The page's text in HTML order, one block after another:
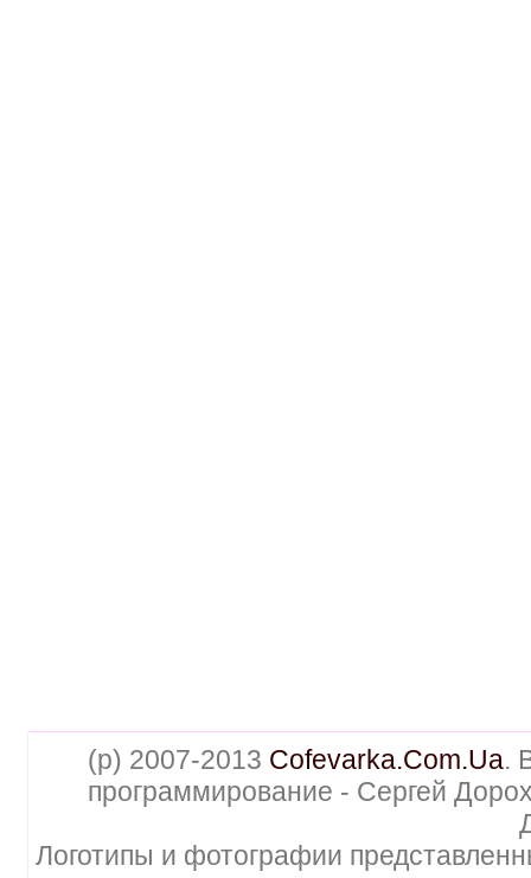
(p) 2007-2013 Cofevarka.Com.Ua.
программирование - Сергей
Логотипы и фотографии